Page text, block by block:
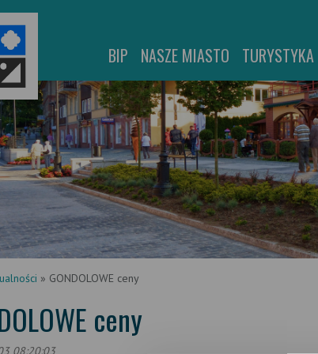
BIP NASZE MIASTO TURYSTYKA
» GONDOLOWE ceny
ceny
08:20:03